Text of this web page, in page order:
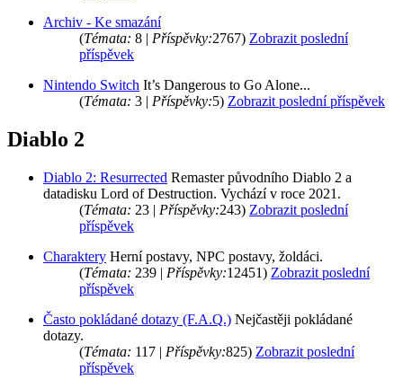
Archiv - Ke smazání
(Témata: 8 | Příspěvky:2767) Zobrazit poslední
příspěvek
Nintendo Switch It’s Dangerous to Go Alone...
(Témata: 3 | Příspěvky:5) Zobrazit poslední příspěvek
Diablo 2
Diablo 2: Resurrected Remaster původního Diablo 2 a
datadisku Lord of Destruction. Vychází v roce 2021.
(Témata: 23 | Příspěvky:243) Zobrazit poslední
příspěvek
Charaktery Herní postavy, NPC postavy, žoldáci.
(Témata: 239 | Příspěvky:12451) Zobrazit poslední
příspěvek
Často pokládané dotazy (F.A.Q.) Nejčastěji pokládané
dotazy.
(Témata: 117 | Příspěvky:825) Zobrazit poslední
příspěvek